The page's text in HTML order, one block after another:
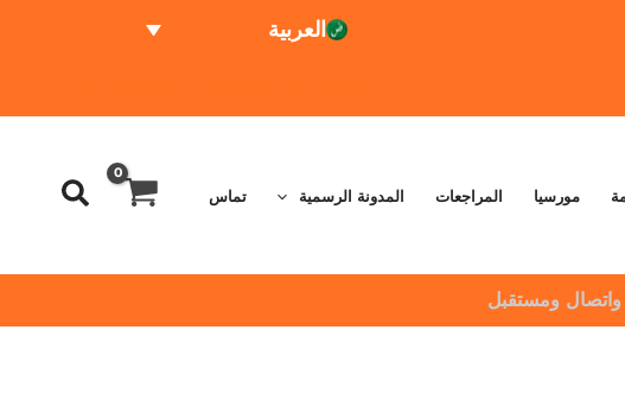
العربية
مورسيا المراجعات المدونة الرسمية تماس
واتصال ومستقبل